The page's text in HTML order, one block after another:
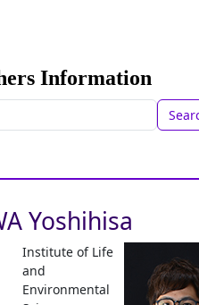
Information
Yoshihisa
Institute of Life
and
Environmental